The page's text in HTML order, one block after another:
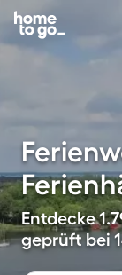
Entdecke
geprüft bei